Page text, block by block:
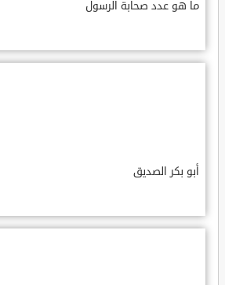
ما هو عدد صحابة الرسول
أبو بكر الصديق